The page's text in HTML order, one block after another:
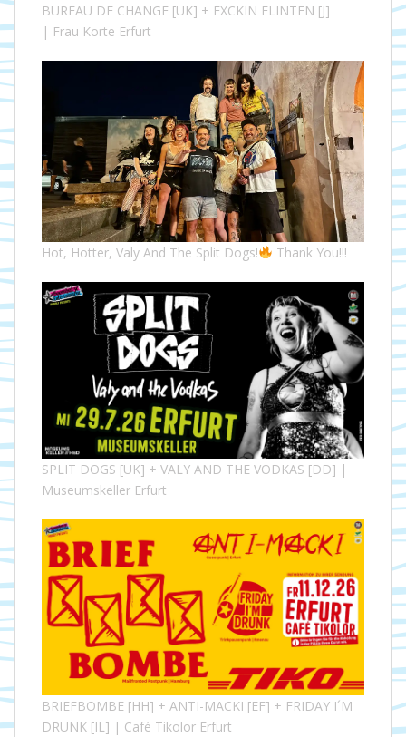
BUREAU DE CHANGE [UK] + FXCKIN FLINTEN [J]
| Frau Korte Erfurt
Hot, Hotter, Valy And The Split Dogs! Thank You!!!
SPLIT DOGS [UK] + VALY AND THE VODKAS [DD] |
Museumskeller Erfurt
BRIEFBOMBE [HH] + ANTI-MACKI [EF] + FRIDAY I´M
DRUNK [IL] | Café Tikolor Erfurt